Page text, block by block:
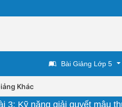
Bài Giảng Lớp 5
Khác
3: Kỹ năng giải quyết mâu